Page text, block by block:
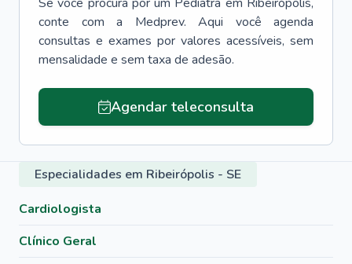
conte com a Medprev. Aqui você agenda
consultas e exames por valores acessíveis, sem
mensalidade e sem taxa de adesão.
Agendar teleconsulta
Especialidades em Ribeirópolis - SE
Cardiologista
Clínico Geral